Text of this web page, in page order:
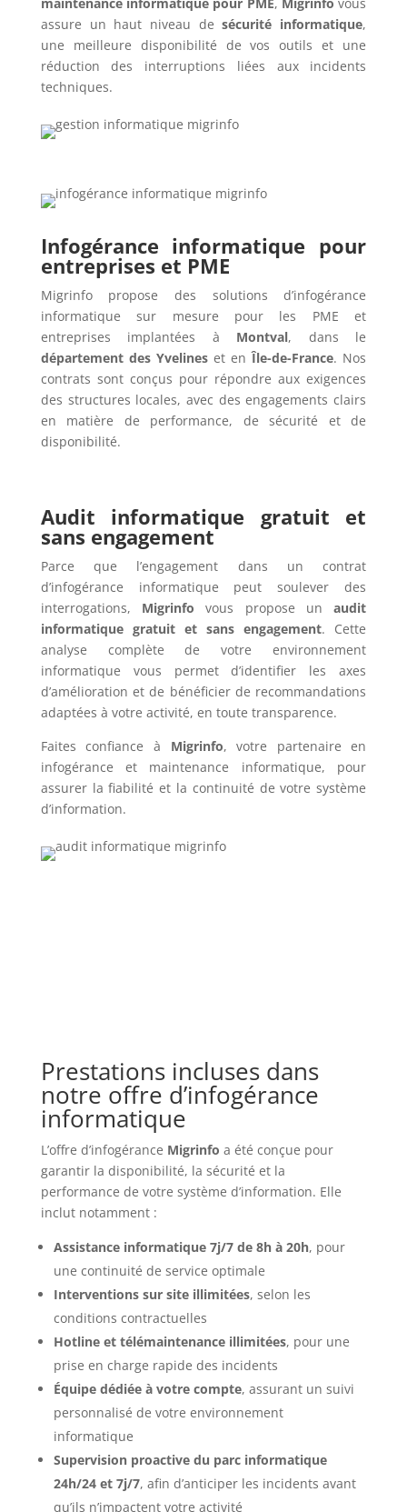
maintenance informatique pour PME, Migrinfo vous
assure un haut niveau desécurité informatique,
une meilleure disponibilité de vos outils et une
réduction des interruptions liées aux incidents
techniques.
Infogérance informatique pour
entreprises et PME
Migrinfo propose des solutions d’infogérance
informatique sur mesure pour les PME et
entreprises implantées à Montval, dans le
département des Yvelineset enÎle-de-France. Nos
contrats sont conçus pour répondre aux exigences
des structures locales, avec des engagements clairs
en matière de performance, de sécurité et de
disponibilité.
Audit informatique gratuit et
sans engagement
Parce que l’engagement dans un contrat
d’infogérance informatique peut soulever des
interrogations, Migrinfovous propose unaudit
informatique gratuit et sans engagement. Cette
analyse complète de votre environnement
informatique vous permet d’identifier les axes
d’amélioration et de bénéficier de recommandations
adaptées à votre activité, en toute transparence.
Faites confiance à Migrinfo, votre partenaire en
infogérance et maintenance informatique, pour
assurer la fiabilité et la continuité de votre système
d’information.
Prestations incluses dans
notre offre d’infogérance
informatique
L’offre d’infogérance Migrinfo a été conçue pour
garantir la disponibilité, la sécurité et la
performance de votre système d’information. Elle
inclut notamment :
Assistance informatique 7j/7 de 8h à 20h, pour
une continuité de service optimale
Interventions sur site illimitées, selon les
conditions contractuelles
Hotline et télémaintenance illimitées, pour une
prise en charge rapide des incidents
Équipe dédiée à votre compte, assurant un suivi
personnalisé de votre environnement
informatique
Supervision proactive du parc informatique
24h/24 et 7j/7, afin d’anticiper les incidents avant
qu’ils n’impactent votre activité